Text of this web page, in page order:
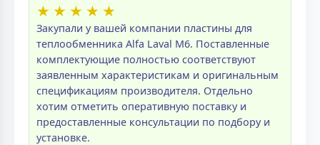
★ ★ ★ ★ ★
Закупали у вашей компании пластины для
теплообменника Alfa Laval M6. Поставленные
комплектующие полностью соответствуют
заявленным характеристикам и оригинальным
спецификациям производителя. Отдельно
хотим отметить оперативную поставку и
предоставленные консультации по подбору и
установке.